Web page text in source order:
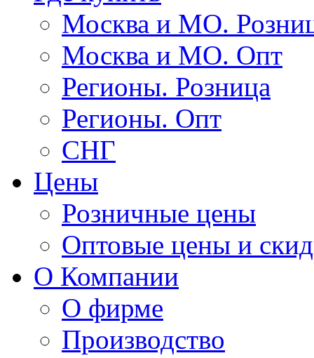
Москва и МО.
Москва и МО. Опт
Регионы. Розница
Регионы. Опт
СНГ
Цены
Розничные цены
Оптовые цены и
О Компании
О фирме
Производство